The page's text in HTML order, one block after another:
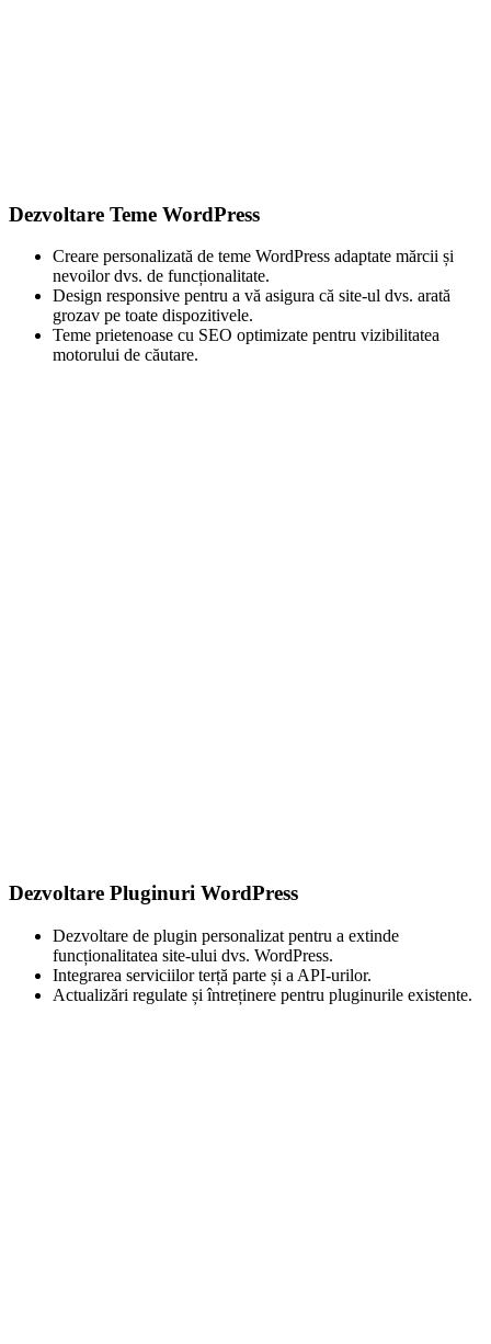
Dezvoltare Teme WordPress
Creare personalizată de teme WordPress adaptate mărcii și
nevoilor dvs. de funcționalitate.
Design responsive pentru a vă asigura că site-ul dvs. arată
grozav pe toate dispozitivele.
Teme prietenoase cu SEO optimizate pentru vizibilitatea
motorului de căutare.
Dezvoltare Pluginuri WordPress
Dezvoltare de plugin personalizat pentru a extinde
funcționalitatea site-ului dvs. WordPress.
Integrarea serviciilor terță parte și a API-urilor.
Actualizări regulate și întreținere pentru pluginurile existente.